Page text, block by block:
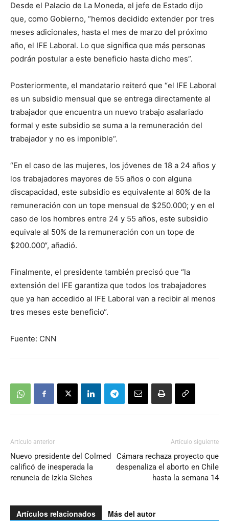
Desde el Palacio de La Moneda, el jefe de Estado dijo
que, como Gobierno, “hemos decidido extender por tres
meses adicionales, hasta el mes de marzo del próximo
año, el IFE Laboral. Lo que significa que más personas
podrán postular a este beneficio hasta dicho mes”.
Posteriormente, el mandatario reiteró que “el IFE Laboral
es un subsidio mensual que se entrega directamente al
trabajador que encuentra un nuevo trabajo asalariado
formal y este subsidio se suma a la remuneración del
trabajador y no es imponible“.
“En el caso de las mujeres, los jóvenes de 18 a 24 años y
los trabajadores mayores de 55 años o con alguna
discapacidad, este subsidio es equivalente al 60% de la
remuneración con un tope mensual de $250.000; y en el
caso de los hombres entre 24 y 55 años, este subsidio
equivale al 50% de la remuneración con un tope de
$200.000“, añadió.
Finalmente, el presidente también precisó que “la
extensión del IFE garantiza que todos los trabajadores
que ya han accedido al IFE Laboral van a recibir al menos
tres meses este beneficio“.
Fuente: CNN
Artículo anterior
Nuevo presidente del Colmed
calificó de inesperada la
renuncia de Izkia Siches
Artículo siguiente
Cámara rechaza proyecto que
despenaliza el aborto en Chile
hasta la semana 14
Artículos relacionados Más del autor